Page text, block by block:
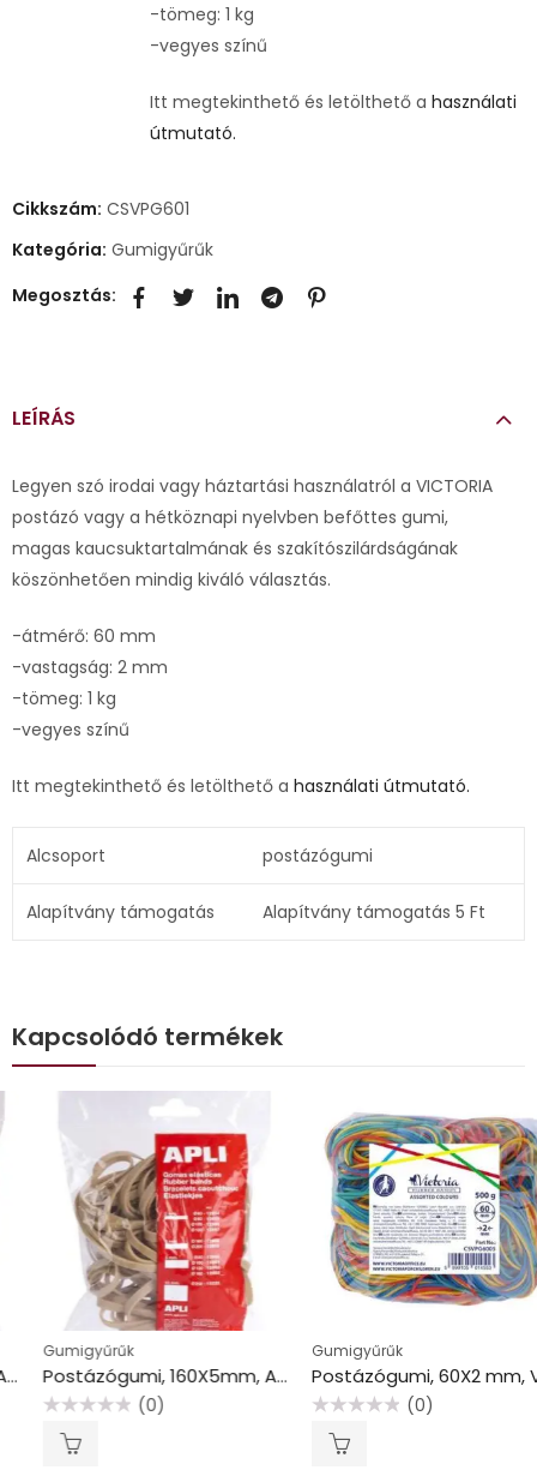
-tömeg: 1 kg
-vegyes színű
Itt megtekinthető és letölthető a használati
útmutató.
Cikkszám: CSVPG601
Kategória: Gumigyűrűk
Megosztás:
LEÍRÁS
Legyen szó irodai vagy háztartási használatról a VICTORIA
postázó vagy a hétköznapi nyelvben befőttes gumi,
magas kaucsuktartalmának és szakítószilárdságának
köszönhetően mindig kiváló választás.
-átmérő: 60 mm
-vastagság: 2 mm
-tömeg: 1 kg
-vegyes színű
Itt megtekinthető és letölthető a használati útmutató.
Alcsoport postázógumi
Alapítvány támogatás Alapítvány támogatás 5 Ft
Kapcsolódó termékek
Gumigyűrűk
Postázógumi, 160X5mm, APLI, 100g.
(0)
Gumigyűrűk
Postázógumi, 60X2 mm, VICTORIA FACILITY, 0,5 kg, vegyes színű
(0)